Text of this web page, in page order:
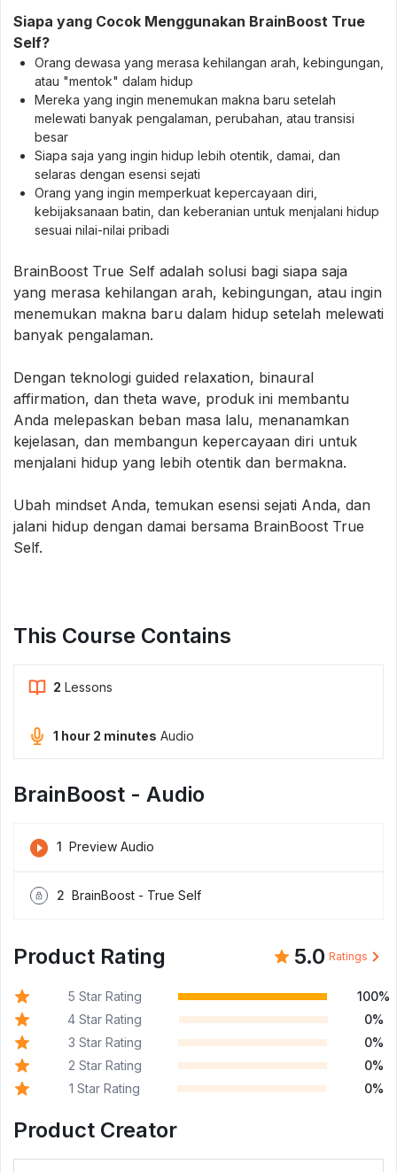
Siapa yang Cocok Menggunakan BrainBoost True
Self?
Orang dewasa yang merasa kehilangan arah, kebingungan,
atau "mentok" dalam hidup
Mereka yang ingin menemukan makna baru setelah
melewati banyak pengalaman, perubahan, atau transisi
besar
Siapa saja yang ingin hidup lebih otentik, damai, dan
selaras dengan esensi sejati
Orang yang ingin memperkuat kepercayaan diri,
kebijaksanaan batin, dan keberanian untuk menjalani hidup
sesuai nilai-nilai pribadi
BrainBoost True Self adalah solusi bagi siapa saja
yang merasa kehilangan arah, kebingungan, atau ingin
menemukan makna baru dalam hidup setelah melewati
banyak pengalaman.
Dengan teknologi guided relaxation, binaural
affirmation, dan theta wave, produk ini membantu
Anda melepaskan beban masa lalu, menanamkan
kejelasan, dan membangun kepercayaan diri untuk
menjalani hidup yang lebih otentik dan bermakna.
Ubah mindset Anda, temukan esensi sejati Anda, dan
jalani hidup dengan damai bersama BrainBoost True
Self.
This Course Contains
2 Lessons
1 hour 2 minutes Audio
BrainBoost - Audio
1 Preview Audio
2 BrainBoost - True Self
Product Rating 5.0 Ratings
5 Star Rating
100%
4 Star Rating
0%
3 Star Rating
0%
2 Star Rating
0%
1 Star Rating
0%
Product Creator